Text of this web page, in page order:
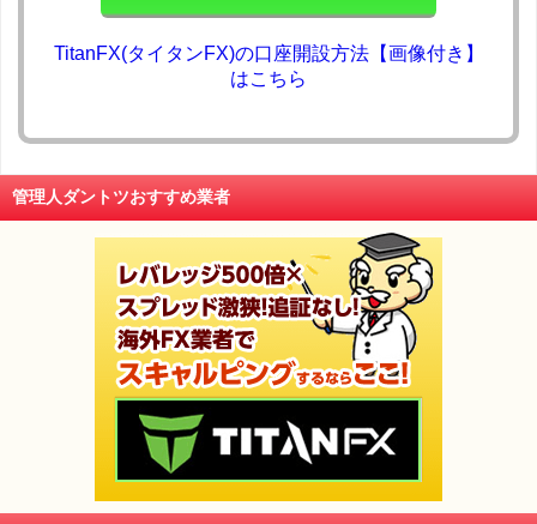
TitanFX(タイタンFX)の口座開設方法【画像付き】
はこちら
管理人ダントツおすすめ業者